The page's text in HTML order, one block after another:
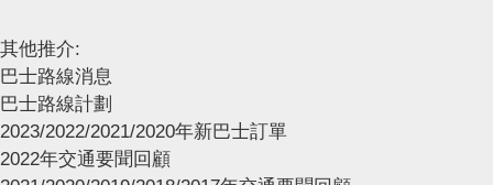
其他推介:
巴士路線消息
巴士路線計劃
2023/2022/2021/2020年新巴士訂單
2022年交通要聞回顧